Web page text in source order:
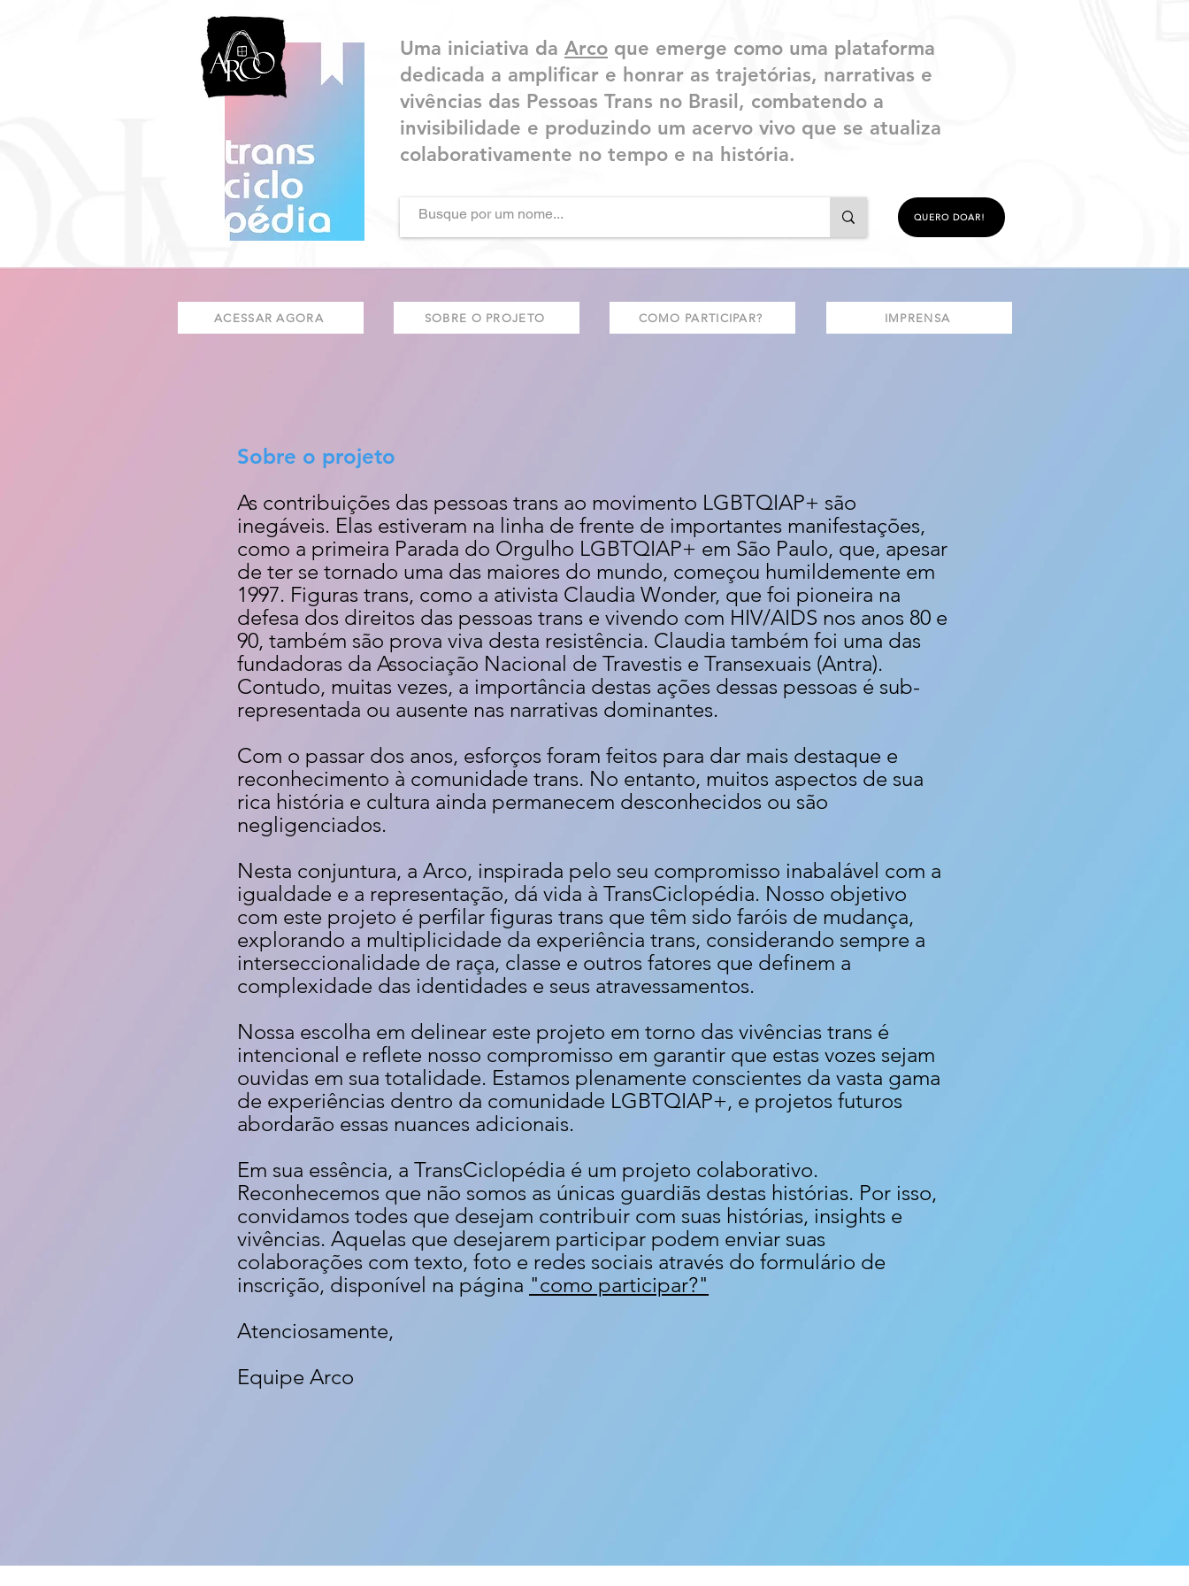
Uma iniciativa da Arco que emerge como uma plataforma
dedicada a amplificar e honrar as trajetórias, narrativas e
vivências das Pessoas Trans no Brasil, combatendo a
invisibilidade e produzindo um acervo vivo que se atualiza
colaborativamente no tempo e na história.
QUERO DOAR!
ACESSAR AGORA SOBRE O PROJETO COMO PARTICIPAR? IMPRENSA
Sobre o projeto
As contribuições das pessoas trans ao movimento LGBTQIAP+ são
inegáveis. Elas estiveram na linha de frente de importantes manifestações,
como a primeira Parada do Orgulho LGBTQIAP+ em São Paulo, que, apesar
de ter se tornado uma das maiores do mundo, começou humildemente em
1997. Figuras trans, como a ativista Claudia Wonder, que foi pioneira na
defesa dos direitos das pessoas trans e vivendo com HIV/AIDS nos anos 80 e
90, também são prova viva desta resistência. Claudia também foi uma das
fundadoras da Associação Nacional de Travestis e Transexuais (Antra).
Contudo, muitas vezes, a importância destas ações dessas pessoas é sub-
representada ou ausente nas narrativas dominantes.
Com o passar dos anos, esforços foram feitos para dar mais destaque e
reconhecimento à comunidade trans. No entanto, muitos aspectos de sua
rica história e cultura ainda permanecem desconhecidos ou são
negligenciados.
Nesta conjuntura, a Arco, inspirada pelo seu compromisso inabalável com a
igualdade e a representação, dá vida à TransCiclopédia. Nosso objetivo
com este projeto é perfilar figuras trans que têm sido faróis de mudança,
explorando a multiplicidade da experiência trans, considerando sempre a
interseccionalidade de raça, classe e outros fatores que definem a
complexidade das identidades e seus atravessamentos.
Nossa escolha em delinear este projeto em torno das vivências trans é
intencional e reflete nosso compromisso em garantir que estas vozes sejam
ouvidas em sua totalidade. Estamos plenamente conscientes da vasta gama
de experiências dentro da comunidade LGBTQIAP+, e projetos futuros
abordarão essas nuances adicionais.
Em sua essência, a TransCiclopédia é um projeto colaborativo.
Reconhecemos que não somos as únicas guardiãs destas histórias. Por isso,
convidamos todes que desejam contribuir com suas histórias, insights e
vivências. Aquelas que desejarem participar podem enviar suas
colaborações com texto, foto e redes sociais através do formulário de
inscrição, disponível na página "como participar?"
Atenciosamente,
Equipe Arco